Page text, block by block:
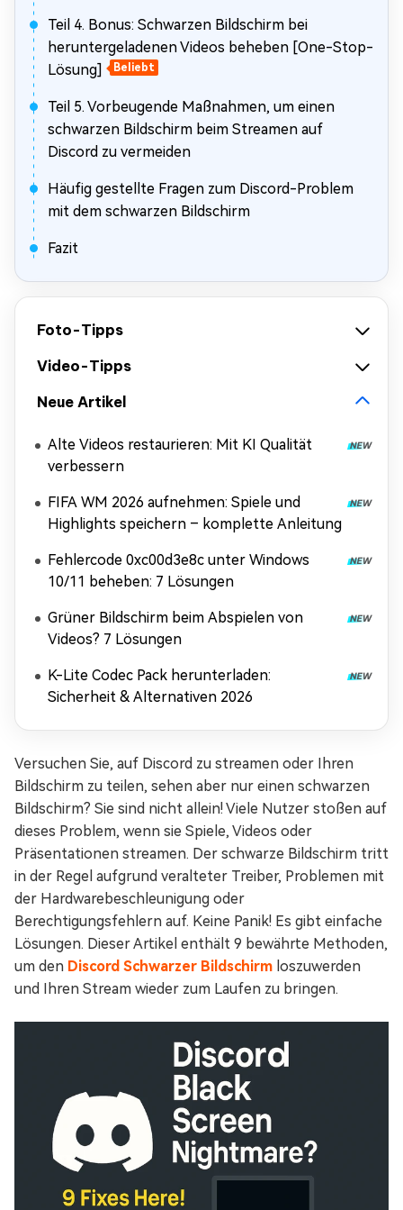
Teil 4. Bonus: Schwarzen Bildschirm bei
heruntergeladenen Videos beheben [One-Stop-
Lösung]
Beliebt
Teil 5. Vorbeugende Maßnahmen, um einen
schwarzen Bildschirm beim Streamen auf
Discord zu vermeiden
Häufig gestellte Fragen zum Discord-Problem
mit dem schwarzen Bildschirm
Fazit
Foto-Tipps
Video-Tipps
Neue Artikel
Alte Videos restaurieren: Mit KI Qualität
verbessern
FIFA WM 2026 aufnehmen: Spiele und
Highlights speichern – komplette Anleitung
Fehlercode 0xc00d3e8c unter Windows
10/11 beheben: 7 Lösungen
Grüner Bildschirm beim Abspielen von
Videos? 7 Lösungen
K-Lite Codec Pack herunterladen:
Sicherheit & Alternativen 2026
Versuchen Sie, auf Discord zu streamen oder Ihren
Bildschirm zu teilen, sehen aber nur einen schwarzen
Bildschirm? Sie sind nicht allein! Viele Nutzer stoßen auf
dieses Problem, wenn sie Spiele, Videos oder
Präsentationen streamen. Der schwarze Bildschirm tritt
in der Regel aufgrund veralteter Treiber, Problemen mit
der Hardwarebeschleunigung oder
Berechtigungsfehlern auf. Keine Panik! Es gibt einfache
Lösungen. Dieser Artikel enthält 9 bewährte Methoden,
um den Discord Schwarzer Bildschirm loszuwerden
und Ihren Stream wieder zum Laufen zu bringen.